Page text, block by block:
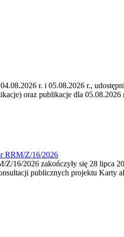
r. i 05.08.2026 r.,
oraz publikacje dla 05.08.2026
RRM/Z/16/2026
16/2026 zakończyły się 28
publicznych projektu Karty